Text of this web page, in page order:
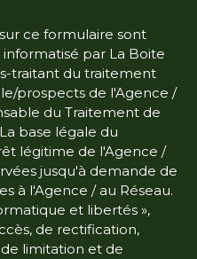
ce formulaire sont
par La Boite
traitant du traitement
prospects de l'Agence /
du Traitement de
base légale du
légitime de l'Agence /
jusqu'à demande de
à l'Agence / au Réseau.
et libertés »,
de rectification,
de limitation et de